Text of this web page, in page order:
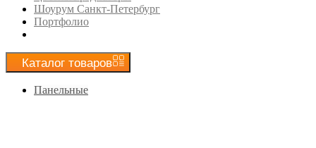
Шоурум Санкт-Петербург
Портфолио
Каталог товаров
Панельные